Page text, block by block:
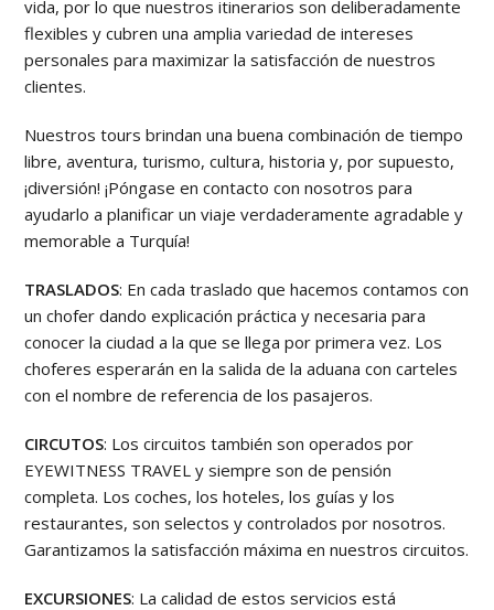
vida, por lo que nuestros itinerarios son deliberadamente
flexibles y cubren una amplia variedad de intereses
personales para maximizar la satisfacción de nuestros
clientes.
Nuestros tours brindan una buena combinación de tiempo
libre, aventura, turismo, cultura, historia y, por supuesto,
¡diversión! ¡Póngase en contacto con nosotros para
ayudarlo a planificar un viaje verdaderamente agradable y
memorable a Turquía!
TRASLADOS: En cada traslado que hacemos contamos con
un chofer dando explicación práctica y necesaria para
conocer la ciudad a la que se llega por primera vez. Los
choferes esperarán en la salida de la aduana con carteles
con el nombre de referencia de los pasajeros.
CIRCUTOS: Los circuitos también son operados por
EYEWITNESS TRAVEL y siempre son de pensión
completa. Los coches, los hoteles, los guías y los
restaurantes, son selectos y controlados por nosotros.
Garantizamos la satisfacción máxima en nuestros circuitos.
EXCURSIONES: La calidad de estos servicios está